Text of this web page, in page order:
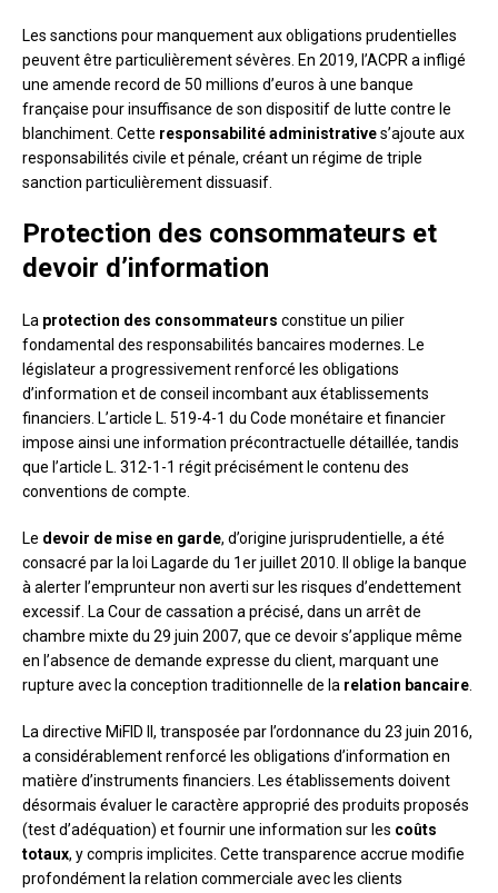
Les sanctions pour manquement aux obligations prudentielles
peuvent être particulièrement sévères. En 2019, l’ACPR a infligé
une amende record de 50 millions d’euros à une banque
française pour insuffisance de son dispositif de lutte contre le
blanchiment. Cette responsabilité administratives’ajoute aux
responsabilités civile et pénale, créant un régime de triple
sanction particulièrement dissuasif.
Protection des consommateurs et
devoir d’information
La protection des consommateurs constitue un pilier
fondamental des responsabilités bancaires modernes. Le
législateur a progressivement renforcé les obligations
d’information et de conseil incombant aux établissements
financiers. L’article L. 519-4-1 du Code monétaire et financier
impose ainsi une information précontractuelle détaillée, tandis
que l’article L. 312-1-1 régit précisément le contenu des
conventions de compte.
Le devoir de mise en garde, d’origine jurisprudentielle, a été
consacré par la loi Lagarde du 1er juillet 2010. Il oblige la banque
à alerter l’emprunteur non averti sur les risques d’endettement
excessif. La Cour de cassation a précisé, dans un arrêt de
chambre mixte du 29 juin 2007, que ce devoir s’applique même
en l’absence de demande expresse du client, marquant une
rupture avec la conception traditionnelle de la relation bancaire
La directive MiFID II, transposée par l’ordonnance du 23 juin 2016,
a considérablement renforcé les obligations d’information en
matière d’instruments financiers. Les établissements doivent
désormais évaluer le caractère approprié des produits proposés
(test d’adéquation) et fournir une information sur les coûts
totaux, y compris implicites. Cette transparence accrue modifie
profondément la relation commerciale avec les clients